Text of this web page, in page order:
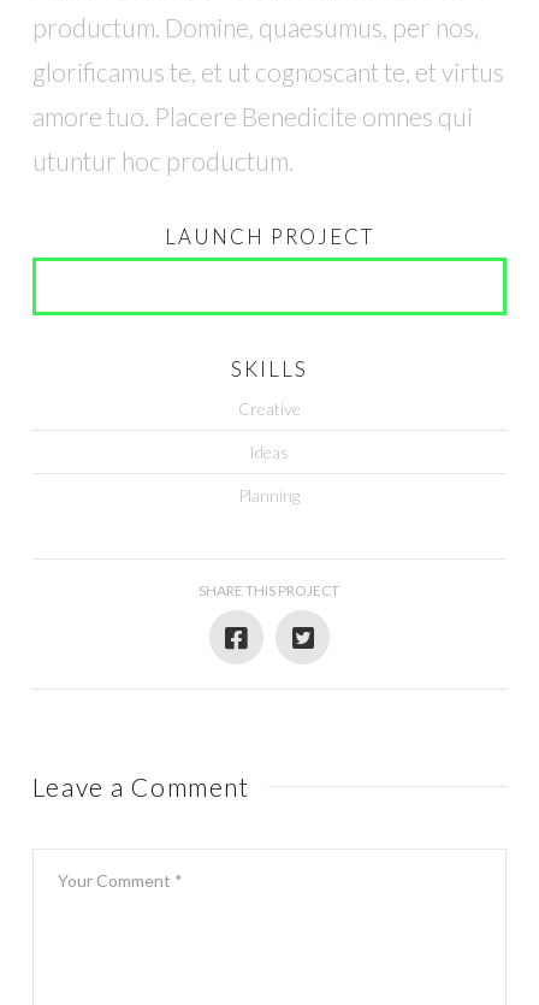
productum. Domine, quaesumus, per nos,
glorificamus te, et ut cognoscant te, et virtus
amore tuo. Placere Benedicite omnes qui
utuntur hoc productum.
LAUNCH PROJECT
SKILLS
Creative
Ideas
Planning
SHARE THIS PROJECT
Leave a Comment